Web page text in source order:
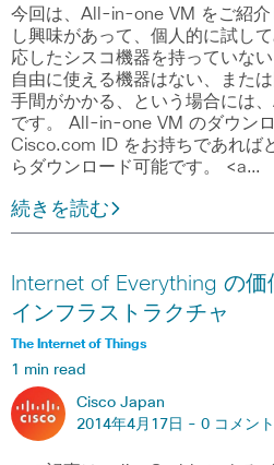
今回は、All-in-one VM をご紹介
し興味があって、個人的に試し
応したシスコ機器を持っていな
自由に使える機器はない、また
手間がかかる、という場合には
です。 All-in-one VM のダウン
Cisco.com ID をお持ちであれば
らダウンロード可能です。 <a…
続きを読む
Internet of Everything の
インフラストラクチャ
The Internet of Things
1 min read
Cisco Japan
2014年4月17日 - 0 コメント